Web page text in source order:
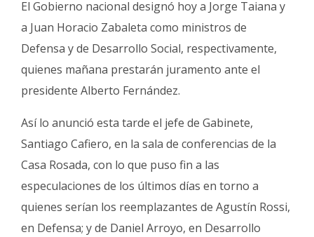
Fúnebres
El Gobierno nacional designó hoy a Jorge Taiana y
a Juan Horacio Zabaleta como ministros de
Defensa y de Desarrollo Social, respectivamente,
quienes mañana prestarán juramento ante el
presidente Alberto Fernández.
Así lo anunció esta tarde el jefe de Gabinete,
Santiago Cafiero, en la sala de conferencias de la
Casa Rosada, con lo que puso fin a las
especulaciones de los últimos días en torno a
quienes serían los reemplazantes de Agustín Rossi,
en Defensa; y de Daniel Arroyo, en Desarrollo